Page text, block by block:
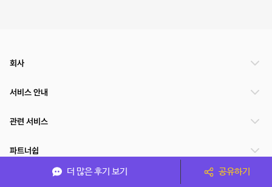
더 많은 후기 보기 공유하기
회사
서비스 안내
관련 서비스
파트너쉽
서비스 제공 국가